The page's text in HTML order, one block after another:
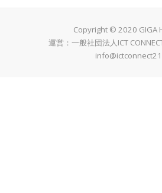
Copyright © 2020 GIGA
運営：一般社団法人ICT